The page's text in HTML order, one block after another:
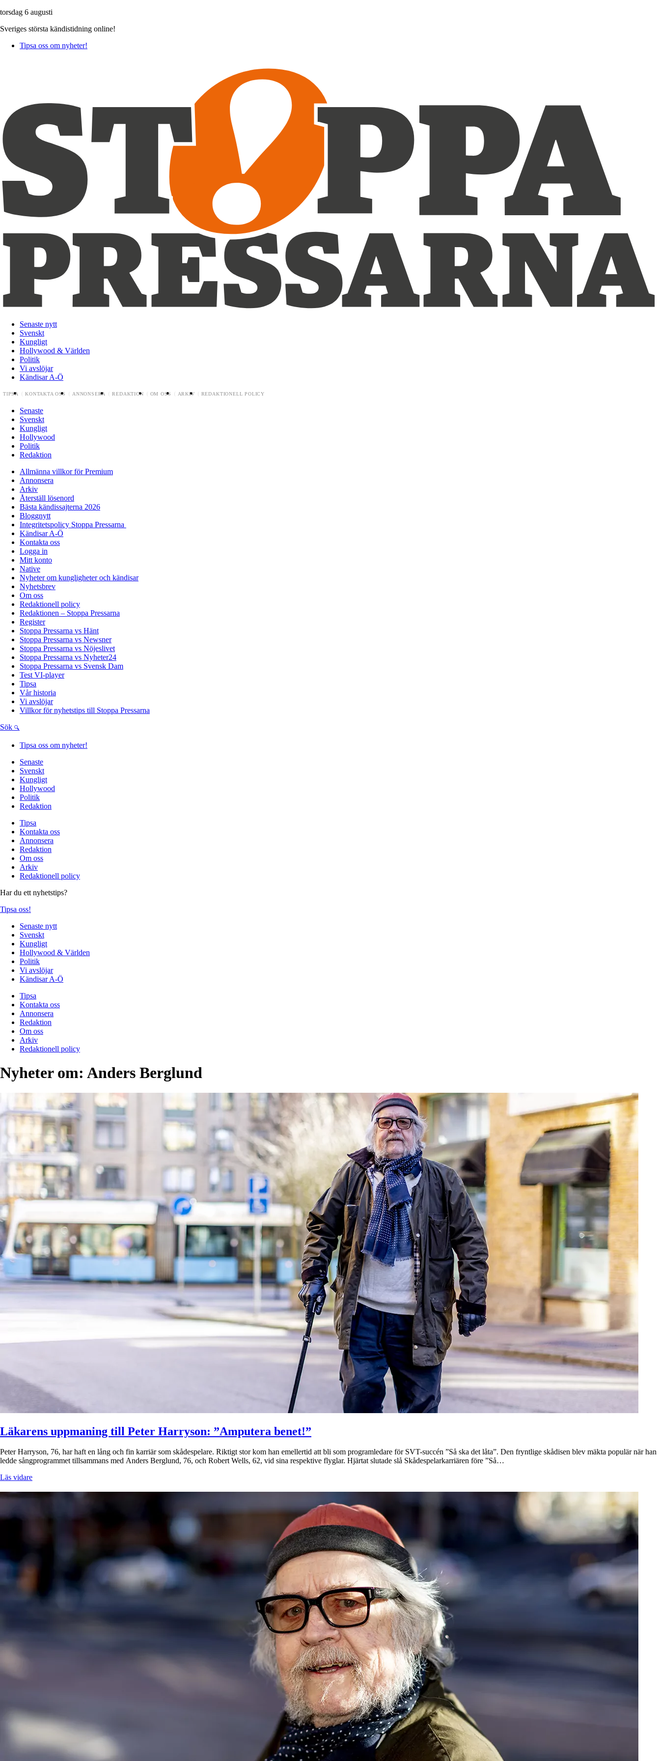
torsdag 6 augusti
Sveriges största kändistidning online!
Tipsa oss om nyheter!
Senaste nytt
Svenskt
Kungligt
Hollywood & Världen
Politik
Vi avslöjar
Kändisar A-Ö
TIPSA KONTAKTA OSS ANNONSERA REDAKTION OM OSS ARKIV REDAKTIONELL POLICY
Senaste
Svenskt
Kungligt
Hollywood
Politik
Redaktion
Allmänna villkor för Premium
Annonsera
Arkiv
Återställ lösenord
Bästa kändissajterna 2026
Bloggnytt
Integritetspolicy Stoppa Pressarna
Kändisar A-Ö
Kontakta oss
Logga in
Mitt konto
Native
Nyheter om kungligheter och kändisar
Nyhetsbrev
Om oss
Redaktionell policy
Redaktionen – Stoppa Pressarna
Register
Stoppa Pressarna vs Hänt
Stoppa Pressarna vs Newsner
Stoppa Pressarna vs Nöjeslivet
Stoppa Pressarna vs Nyheter24
Stoppa Pressarna vs Svensk Dam
Test VI-player
Tipsa
Vår historia
Vi avslöjar
Villkor för nyhetstips till Stoppa Pressarna
Sök
Tipsa oss om nyheter!
Senaste
Svenskt
Kungligt
Hollywood
Politik
Redaktion
Tipsa
Kontakta oss
Annonsera
Redaktion
Om oss
Arkiv
Redaktionell policy
Har du ett nyhetstips?
Tipsa oss!
Senaste nytt
Svenskt
Kungligt
Hollywood & Världen
Politik
Vi avslöjar
Kändisar A-Ö
Tipsa
Kontakta oss
Annonsera
Redaktion
Om oss
Arkiv
Redaktionell policy
Nyheter om: Anders Berglund
Läkarens uppmaning till Peter Harryson: ”Amputera benet!”
Peter Harryson, 76, har haft en lång och fin karriär som skådespelare. Riktigt stor kom han emellertid att bli som programledare för SVT-succén ”Så ska det låta”. Den fryntlige skådisen blev mäkta populär när han
ledde sångprogrammet tillsammans med Anders Berglund, 76, och Robert Wells, 62, vid sina respektive flyglar. Hjärtat slutade slå Skådespelarkarriären före ”Så…
Läs vidare